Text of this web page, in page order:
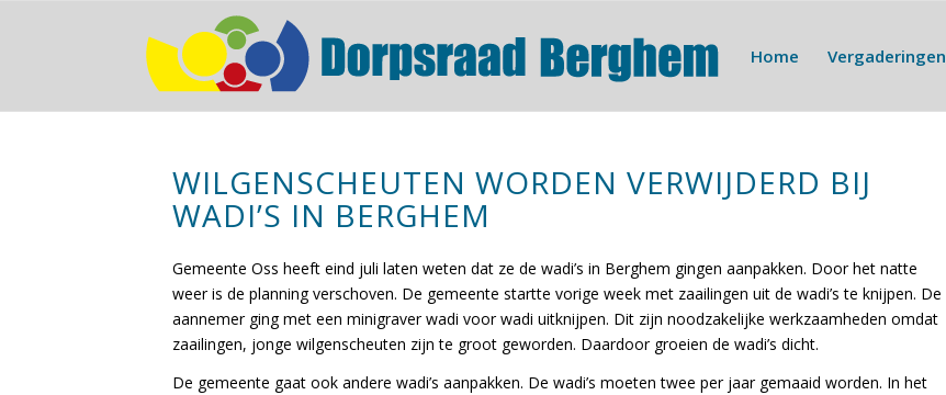
Home Vergaderingen
WILGENSCHEUTEN WORDEN VERWIJDERD BIJ
WADI’S IN BERGHEM
Gemeente Oss heeft eind juli laten weten dat ze de wadi’s in Berghem gingen aanpakken. Door het natte
weer is de planning verschoven. De gemeente startte vorige week met zaailingen uit de wadi’s te knijpen. De
aannemer ging met een minigraver wadi voor wadi uitknijpen. Dit zijn noodzakelijke werkzaamheden omdat
zaailingen, jonge wilgenscheuten zijn te groot geworden. Daardoor groeien de wadi’s dicht.
De gemeente gaat ook andere wadi’s aanpakken. De wadi’s moeten twee per jaar gemaaid worden. In het